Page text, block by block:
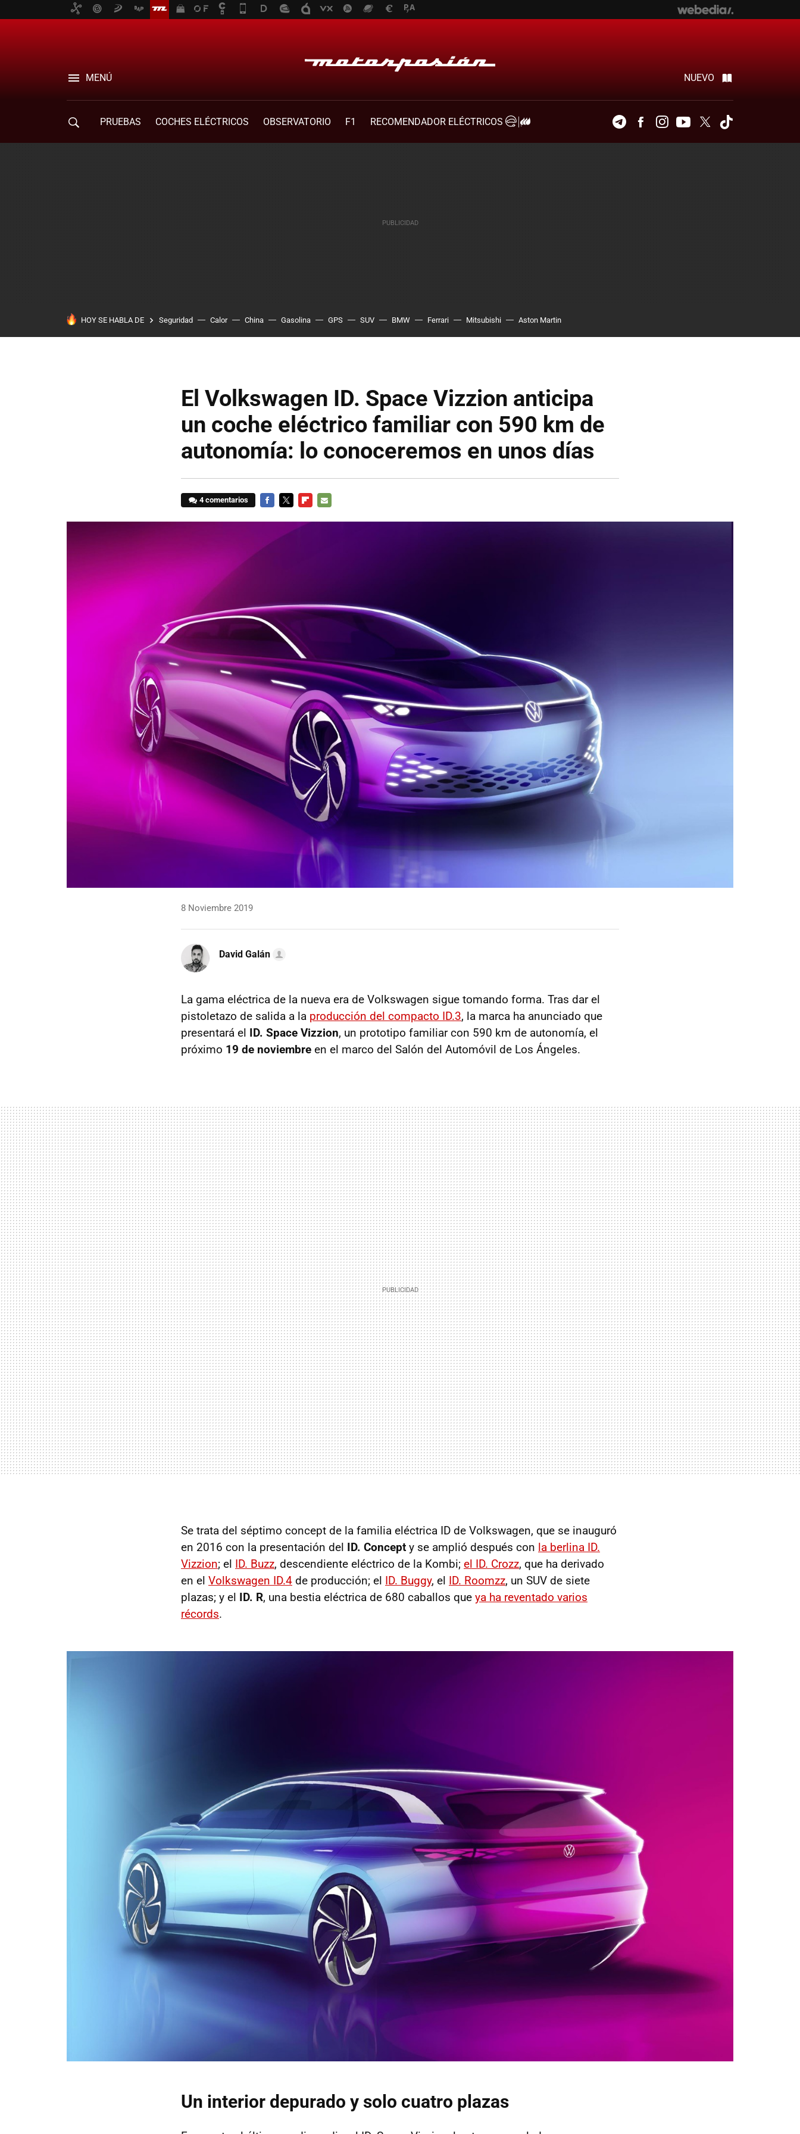
MENÚ NUEVO
PRUEBAS COCHES ELÉCTRICOS OBSERVATORIO F1
RECOMENDADOR ELÉCTRICOS
TelegramFacebookInstagramYoutubeTwitter
HOY SE HABLA DE Seguridad Calor China Gasolina GPS SUV BMW Ferrari Mitsubishi Aston Martin
El Volkswagen ID. Space Vizzion anticipa
un coche eléctrico familiar con 590 km de
autonomía: lo conoceremos en unos días
4 comentarios
8 Noviembre 2019
David Galán
La gama eléctrica de la nueva era de Volkswagen sigue tomando forma. Tras dar el
pistoletazo de salida a la producción del compacto ID.3, la marca ha anunciado que
presentará el ID. Space Vizzion, un prototipo familiar con 590 km de autonomía, el
próximo 19 de noviembre en el marco del Salón del Automóvil de Los Ángeles.
Se trata del séptimo concept de la familia eléctrica ID de Volkswagen, que se inauguró
en 2016 con la presentación del ID. Concept y se amplió después con la berlina ID.
Vizzion; el ID. Buzz, descendiente eléctrico de la Kombi; el ID. Crozz, que ha derivado
en el Volkswagen ID.4 de producción; el ID. Buggy, el ID. Roomzz, un SUV de siete
plazas; y el ID. R, una bestia eléctrica de 680 caballos que ya ha reventado varios
récords.
Un interior depurado y solo cuatro plazas